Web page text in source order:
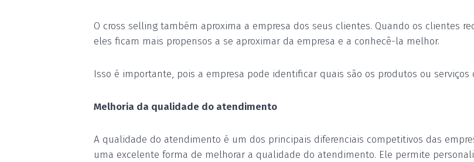
O cross selling também aproxima a empresa dos seus clientes. Quando os clientes
eles ficam mais propensos a se aproximar da empresa e a conhecê-la melhor.
Isso é importante, pois a empresa pode identificar quais são os produtos ou
Melhoria da qualidade do atendimento
A qualidade do atendimento é um dos principais diferenciais competitivos das
uma excelente forma de melhorar a qualidade do atendimento. Ele permite